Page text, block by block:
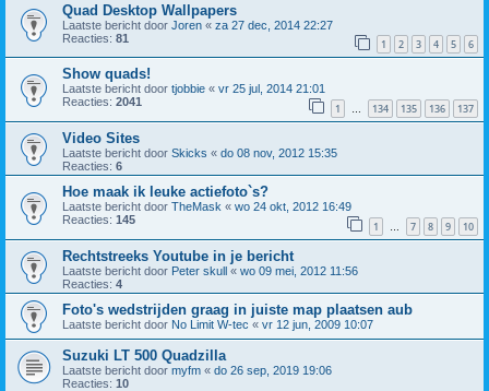
Quad Desktop Wallpapers
Laatste bericht door Joren « za 27 dec, 2014 22:27
Reacties: 81 1 2 3 4 5 6
Show quads!
Laatste bericht door tjobbie « vr 25 jul, 2014 21:01
Reacties: 2041 1 … 134 135 136 137
Video Sites
Laatste bericht door Skicks « do 08 nov, 2012 15:35
Reacties: 6
Hoe maak ik leuke actiefoto`s?
Laatste bericht door TheMask « wo 24 okt, 2012 16:49
Reacties: 145 1 … 7 8 9 10
Rechtstreeks Youtube in je bericht
Laatste bericht door Peter skull « wo 09 mei, 2012 11:56
Reacties: 4
Foto's wedstrijden graag in juiste map plaatsen aub
Laatste bericht door No Limit W-tec « vr 12 jun, 2009 10:07
Suzuki LT 500 Quadzilla
Laatste bericht door myfm « do 26 sep, 2019 19:06
Reacties: 10